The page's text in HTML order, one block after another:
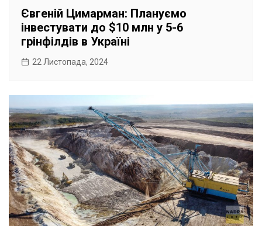
Євгеній Цимарман: Плануємо
інвестувати до $10 млн у 5-6
грінфілдів в Україні
22 Листопада, 2024